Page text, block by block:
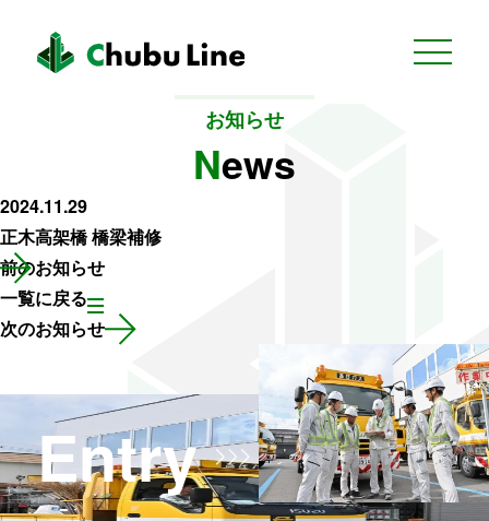
お知らせ
News
2024.11.29
正木高架橋 橋梁補修
前のお知らせ
一覧に戻る
次のお知らせ
Entry